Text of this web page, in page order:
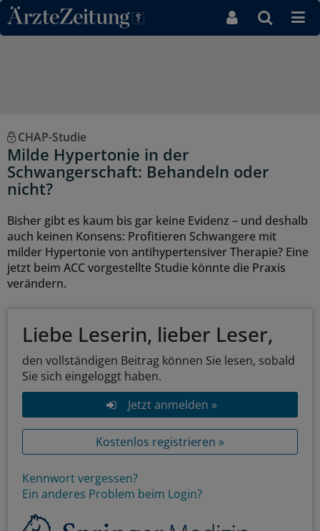
Direkt zum Inhaltsbereich
CHAP-Studie
Milde Hypertonie in der
Schwangerschaft: Behandeln oder
nicht?
Bisher gibt es kaum bis gar keine Evidenz – und deshalb
auch keinen Konsens: Profitieren Schwangere mit
milder Hypertonie von antihypertensiver Therapie? Eine
jetzt beim ACC vorgestellte Studie könnte die Praxis
verändern.
Liebe Leserin, lieber Leser,
den vollständigen Beitrag können Sie lesen, sobald
Sie sich eingeloggt haben.
Jetzt anmelden »
Kostenlos registrieren »
Kennwort vergessen?
Ein anderes Problem beim Login?